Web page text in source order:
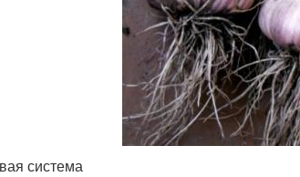
система